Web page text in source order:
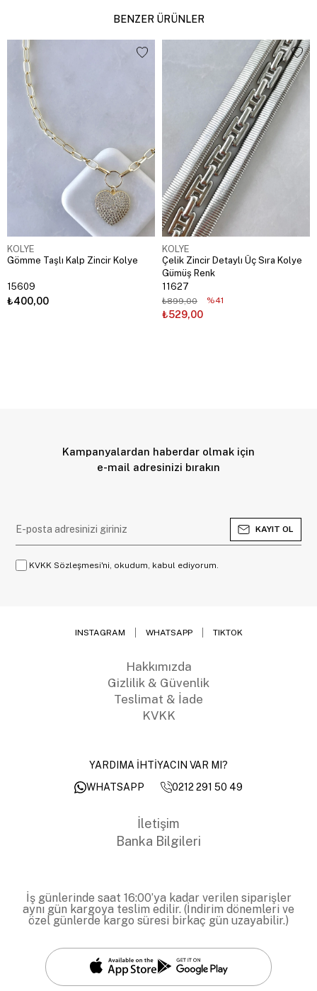
BENZER ÜRÜNLER
KOLYE
Gömme Taşlı Kalp Zincir Kolye
15609
₺400,00
KOLYE
Çelik Zincir Detaylı Üç Sıra Kolye
Gümüş Renk
11627
₺529,00
₺899,00 %41
Kampanyalardan haberdar olmak için
e-mail adresinizi bırakın
KAYIT OL
KVKK Sözleşmesi'ni, okudum, kabul ediyorum.
INSTAGRAM WHATSAPP TIKTOK
Hakkımızda
Gizlilik & Güvenlik
Teslimat & İade
KVKK
YARDIMA İHTİYACIN VAR MI?
WHATSAPP
0212 291 50 49
İletişim
Banka Bilgileri
İş günlerinde saat 16:00’ya kadar verilen siparişler
aynı gün kargoya teslim edilir. (İndirim dönemleri ve
özel günlerde kargo süresi birkaç gün uzayabilir.)